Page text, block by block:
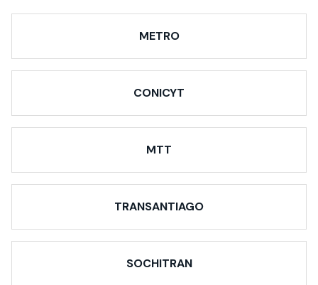
METRO
CONICYT
MTT
TRANSANTIAGO
SOCHITRAN